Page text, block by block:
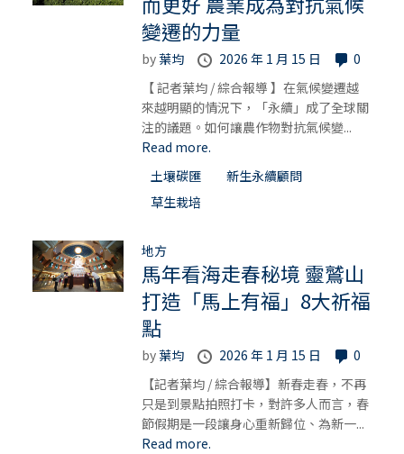
變遷的力量
by葉均 2026 年 1 月 15 日
0
【 記者葉均 / 綜合報導 】在氣候變遷越
來越明顯的情況下，「永續」成了全球關
注的議題。如何讓農作物對抗氣候變...
Read more.
土壤碳匯
新生永續顧問
草生栽培
地方
馬年看海走春秘境 靈鷲山
打造「馬上有福」8大祈福
點
by葉均 2026 年 1 月 15 日
0
【記者葉均 / 綜合報導】新春走春，不再
只是到景點拍照打卡，對許多人而言，春
節假期是一段讓身心重新歸位、為新一...
Read more.